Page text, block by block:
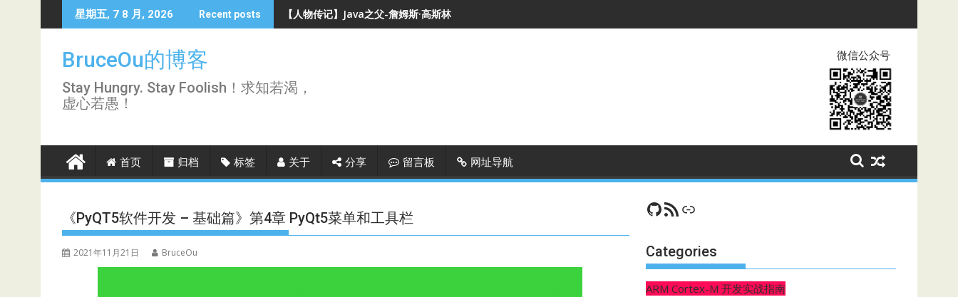
to
星期五, 7 8 月, 2026 Recent posts 【人物传记】Java之父-詹姆斯·高斯林
BruceOu的博客
Stay Hungry. Stay Foolish！求知若渴，
虚心若愚！
微信公众号
首页 归档 标签 关于 分享 留言板 网址导航
《PyQT5软件开发 – 基础篇》第4章 PyQt5菜单和工具栏
2021年11月21日 BruceOu
GitHub
RSS FeedCSDN
Categories
ARM Cortex-M 开发实战指南